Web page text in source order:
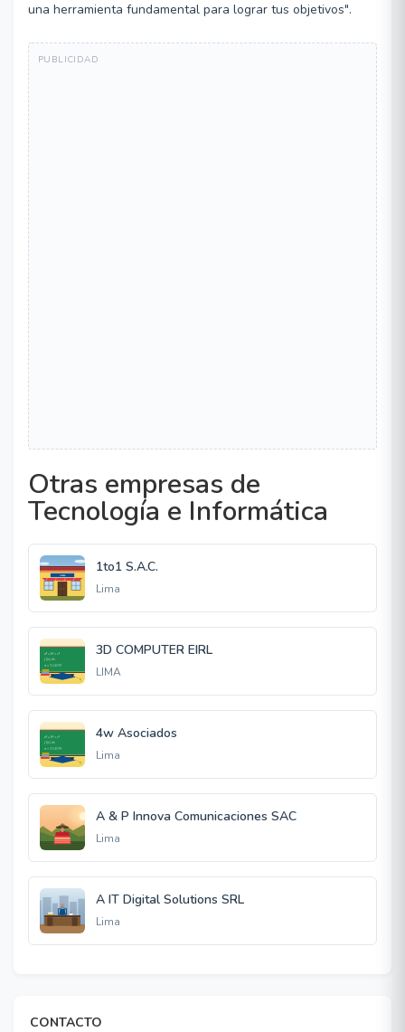
una herramienta fundamental para lograr tus objetivos".
Otras empresas de
Tecnología e Informática
1to1 S.A.C.
Lima
3D COMPUTER EIRL
LIMA
4w Asociados
Lima
A & P Innova Comunicaciones SAC
Lima
A IT Digital Solutions SRL
Lima
CONTACTO